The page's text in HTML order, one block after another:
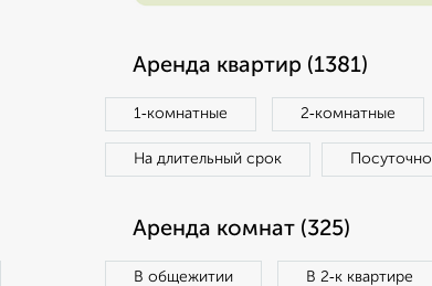
Аренда квартир (1381)
1‑комнатные 2‑комнатные
На длительный срок Посуточно
Аренда комнат (325)
В общежитии В 2‑к квартире